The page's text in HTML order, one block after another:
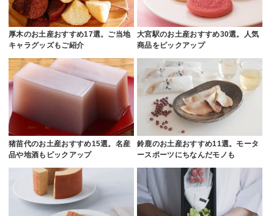
厚木のお土産おすすめ17選。ご当地
キャラグッズもご紹介
大宮駅のお土産おすすめ30選。人気
商品をピックアップ
猪苗代のお土産おすすめ15選。名産
品や地酒もピックアップ
鈴鹿のお土産おすすめ11選。モータ
ースポーツにちなんだモノも